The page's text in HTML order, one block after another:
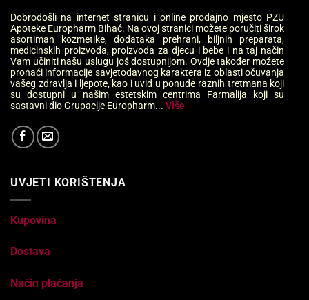
Dobrodošli na internet stranicu i online prodajno mjesto PZU
Apoteke Europharm Bihać. Na ovoj stranici možete poručiti širok
asortiman kozmetike, dodataka prehrani, biljnih preparata,
medicinskih proizvoda, proizvoda za djecu i bebe i na taj način
Vam učiniti našu uslugu još dostupnijom. Ovdje također možete
pronaći informacije savjetodavnog karaktera iz oblasti očuvanja
vašeg zdravlja i ljepote, kao i uvid u ponude raznih tretmana koji
su dostupni u našim estetskim centrima Farmalija koji su
sastavni dio Grupacije Europharm... Više
UVJETI KORIŠTENJA
Kupovina
Dostava
Način plaćanja